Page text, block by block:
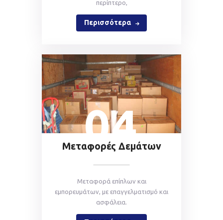
περίπτερο,
Περισσότερα
04
Μεταφορές Δεμάτων
Mεταφορά επίπλων και
εμπορευμάτων, με επαγγελματισμό και
ασφάλεια.